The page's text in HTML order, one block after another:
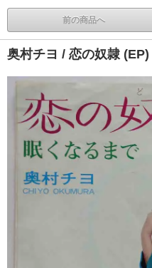
前の商品へ
奥村チヨ / 恋の奴隷 (EP)